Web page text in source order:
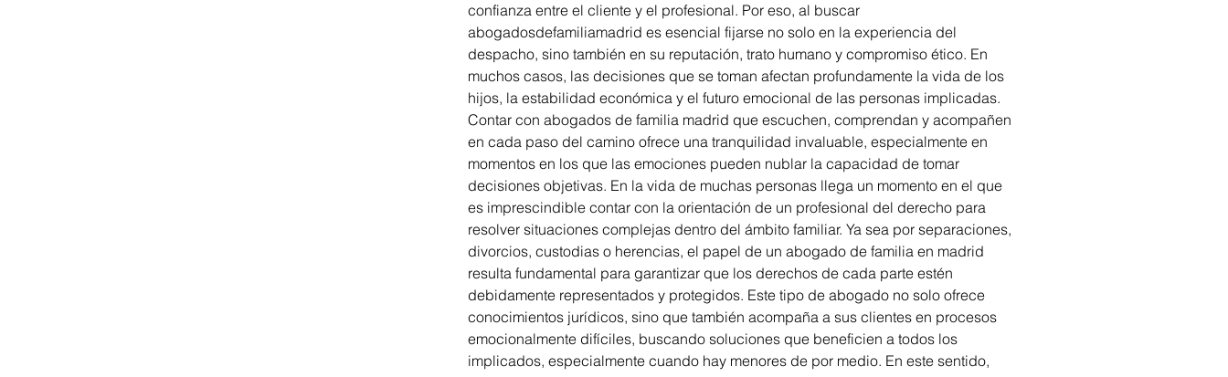
confianza entre el cliente y el profesional. Por eso, al buscar
abogadosdefamiliamadrid es esencial fijarse no solo en la experiencia del
despacho, sino también en su reputación, trato humano y compromiso ético. En
muchos casos, las decisiones que se toman afectan profundamente la vida de los
hijos, la estabilidad económica y el futuro emocional de las personas implicadas.
Contar con abogados de familia madrid que escuchen, comprendan y acompañen
en cada paso del camino ofrece una tranquilidad invaluable, especialmente en
momentos en los que las emociones pueden nublar la capacidad de tomar
decisiones objetivas. En la vida de muchas personas llega un momento en el que
es imprescindible contar con la orientación de un profesional del derecho para
resolver situaciones complejas dentro del ámbito familiar. Ya sea por separaciones,
divorcios, custodias o herencias, el papel de un abogado de familia en madrid
resulta fundamental para garantizar que los derechos de cada parte estén
debidamente representados y protegidos. Este tipo de abogado no solo ofrece
conocimientos jurídicos, sino que también acompaña a sus clientes en procesos
emocionalmente difíciles, buscando soluciones que beneficien a todos los
implicados, especialmente cuando hay menores de por medio. En este sentido,